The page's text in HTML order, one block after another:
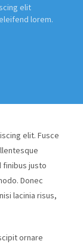
elit
lorem.
elit. Fusce
finibus justo
Donec
lacinia risus,
ornare